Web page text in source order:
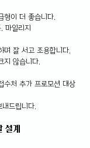
형이 더 좋습니다.
마일리지
며 잘 서고 조용합니다.
지 않습니다.
수처 추가 프로모션 대상
드립니다.
설계